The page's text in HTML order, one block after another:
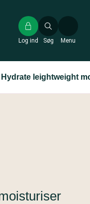
Søg
Log ind Menu
Hydrate leightweight